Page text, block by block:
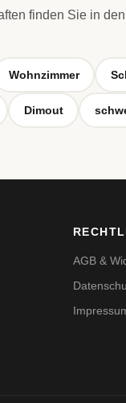
finden Sie in
Wohnzimmer
Dimout
AGB &